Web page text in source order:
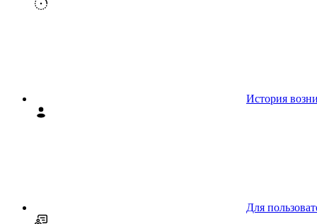
История
Для